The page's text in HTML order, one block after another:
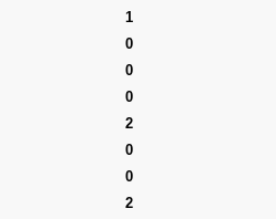
1
0
0
0
2
0
0
2